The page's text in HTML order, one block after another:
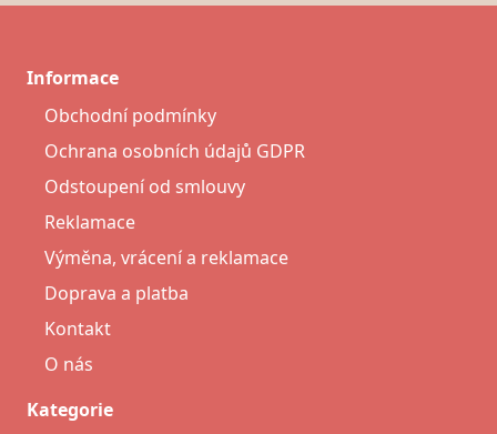
Informace
Obchodní podmínky
Ochrana osobních údajů GDPR
Odstoupení od smlouvy
Reklamace
Výměna, vrácení a reklamace
Doprava a platba
Kontakt
O nás
Kategorie